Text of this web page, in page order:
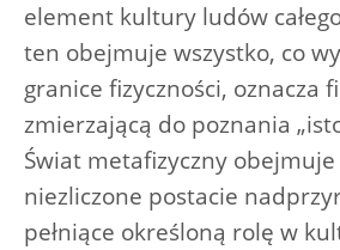
element kultury ludów
ten obejmuje wszystko, co
granice fizyczności, oznacza
zmierzającą do poznania
Świat metafizyczny
niezliczone postacie
pełniące określoną rolę w